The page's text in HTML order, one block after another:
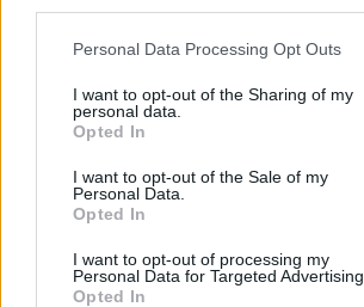
Personal Data Processing Opt Outs
I want to opt-out of the Sharing of my
personal data.
Opted In
I want to opt-out of the Sale of my
Personal Data.
Opted In
I want to opt-out of processing my
Personal Data for Targeted Advertising.
Opted In